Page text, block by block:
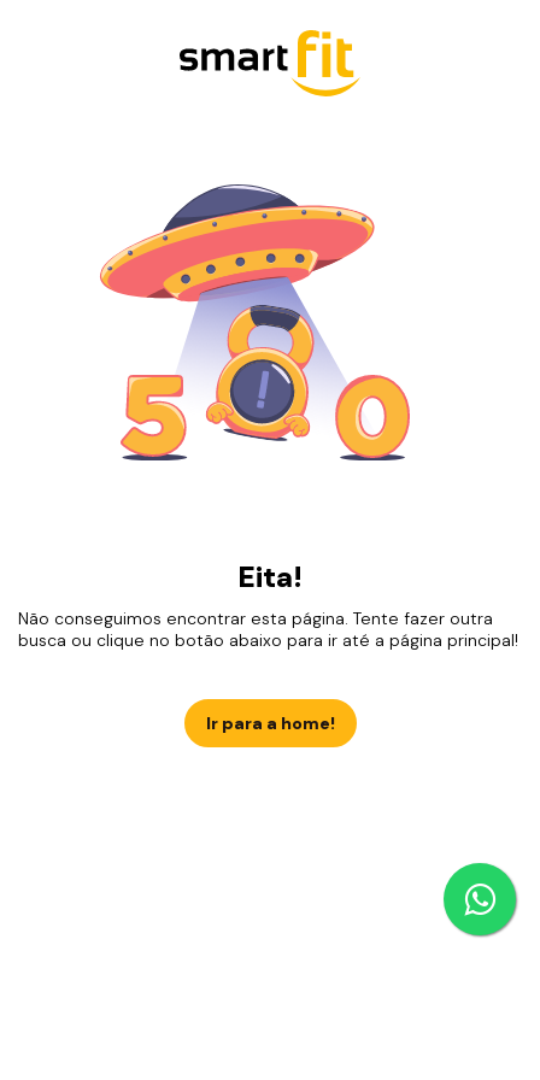
Eita!
Não conseguimos encontrar esta página. Tente fazer outra
busca ou clique no botão abaixo para ir até a página principal!
Ir para a home!